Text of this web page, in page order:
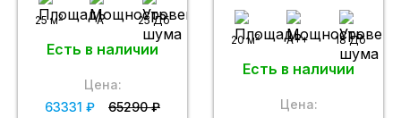
25 м2 A 25 Дб
Есть в наличии
Цена:
63331 ₽
65290 ₽
20 м2 A++ 18 Дб
Есть в наличии
Цена: